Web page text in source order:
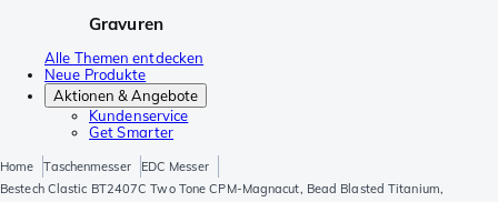
Gravuren
Alle Themen entdecken
Neue Produkte
Aktionen & Angebote
Kundenservice
Get Smarter
Home Taschenmesser
EDC Messer
Bestech Clastic BT2407C Two Tone CPM-Magnacut, Bead Blasted Titanium,